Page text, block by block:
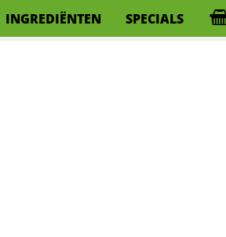
INGREDIËNTEN SPECIALS